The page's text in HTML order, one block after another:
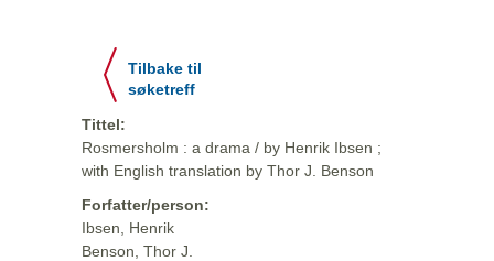
Tilbake til
søketreff
Tittel:
Rosmersholm : a drama / by Henrik Ibsen ;
with English translation by Thor J. Benson
Forfatter/person:
Ibsen, Henrik
Benson, Thor J.